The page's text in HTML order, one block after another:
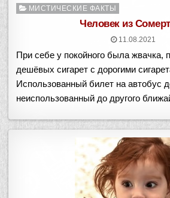
Опубликовано
МИСТИЧЕСКИЕ ФАКТЫ
Человек из
11.08.2021
При себе у покойного была жвачка,
дешёвых сигарет с дорогими
Использованный билет на автобус
неиспользованный до другого